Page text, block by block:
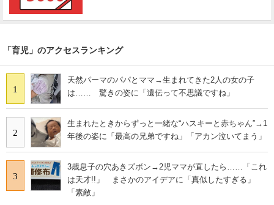
「育児」のアクセスランキング
1
天然パーマのパパとママ→生まれてきた2人の女の子
は…… 驚きの姿に「遺伝って不思議ですね」
2
生まれたときからずっと一緒な“ハスキーと赤ちゃん”→1
年後の姿に「最高の兄弟ですね」「アカン泣いてまう」
3
3歳息子の穴あきズボン→2児ママが直したら……「これ
は天才!!」 まさかのアイデアに「真似したすぎる」
「素敵」